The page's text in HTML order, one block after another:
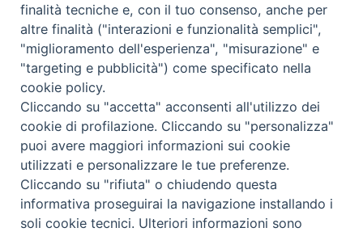
Contatti & Info
C.ne Aurelia, 50 – 00165 Roma
finalità tecniche e, con il tuo consenso, anche per
altre finalità ("interazioni e funzionalità semplici",
"miglioramento dell'esperienza", "misurazione" e
"targeting e pubblicità") come specificato nella
cookie policy.
Cliccando su "accetta" acconsenti all'utilizzo dei
cookie di profilazione. Cliccando su "personalizza"
puoi avere maggiori informazioni sui cookie
utilizzati e personalizzare le tue preferenze.
Cliccando su "rifiuta" o chiudendo questa
informativa proseguirai la navigazione installando i
soli cookie tecnici. Ulteriori informazioni sono